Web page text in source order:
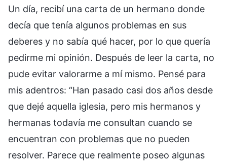
Un día, recibí una carta de un hermano donde
decía que tenía algunos problemas en sus
deberes y no sabía qué hacer, por lo que quería
pedirme mi opinión. Después de leer la carta, no
pude evitar valorarme a mí mismo. Pensé para
mis adentros: “Han pasado casi dos años desde
que dejé aquella iglesia, pero mis hermanos y
hermanas todavía me consultan cuando se
encuentran con problemas que no pueden
resolver. Parece que realmente poseo algunas